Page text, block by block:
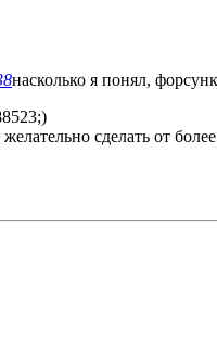
насколько я понял,
сделать от